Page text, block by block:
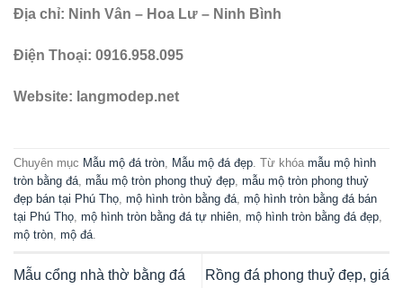
Địa chỉ: Ninh Vân – Hoa Lư – Ninh Bình
Điện Thoại: 0916.958.095
Website: langmodep.net
Chuyên mục Mẫu mộ đá tròn Mẫu mộ đá đẹp . Từ khóa mẫu mộ hình
tròn bằng đá mẫu mộ tròn phong thuỷ đẹp mẫu mộ tròn phong thuỷ
đẹp bán tại Phú Thọ mộ hình tròn bằng đá mộ hình tròn bằng đá bán
tại Phú Thọ mộ hình tròn bằng đá tự nhiên mộ hình tròn bằng đá đẹp
mộ tròn mộ đá
Mẫu cổng nhà thờ bằng đá
Rồng đá phong thuỷ đẹp, giá